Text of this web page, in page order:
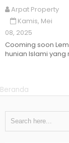
Arpat Property
Kamis, Mei
08, 2025
Cooming soon Lembang Islamic Residence (LIR) adalah kawasan
hunian Islami
Beranda